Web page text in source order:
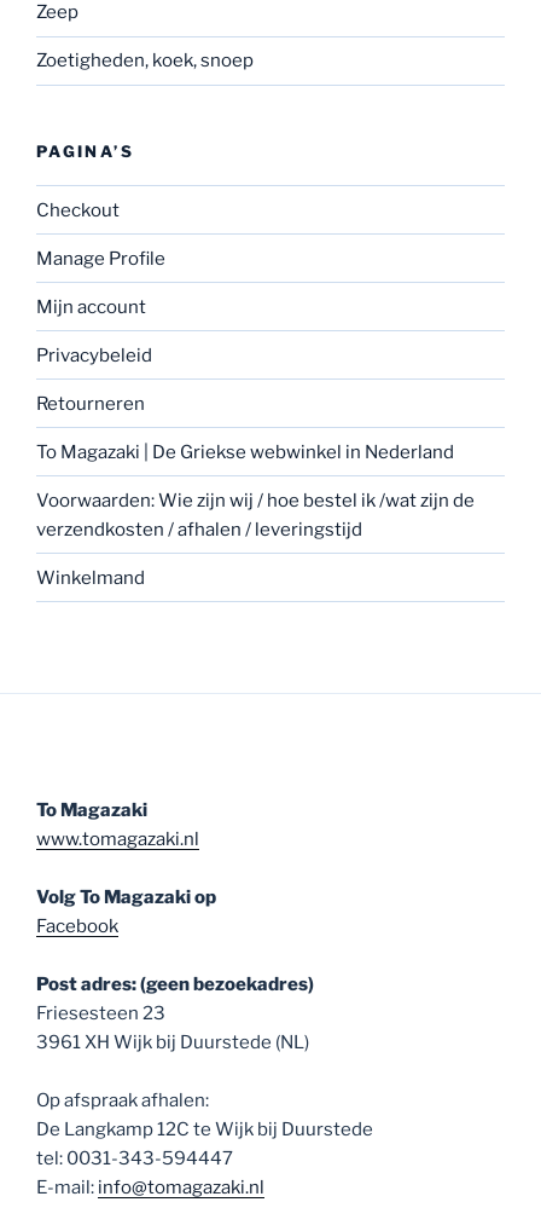
Zeep
Zoetigheden, koek, snoep
PAGINA’S
Checkout
Manage Profile
Mijn account
Privacybeleid
Retourneren
To Magazaki | De Griekse webwinkel in Nederland
Voorwaarden: Wie zijn wij / hoe bestel ik /wat zijn de
verzendkosten / afhalen / leveringstijd
Winkelmand
To Magazaki
www.tomagazaki.nl
Volg To Magazaki op
Facebook
Post adres: (geen bezoekadres)
Friesesteen 23
3961 XH Wijk bij Duurstede (NL)
Op afspraak afhalen:
De Langkamp 12C te Wijk bij Duurstede
tel: 0031-343-594447
E-mail: info@tomagazaki.nl